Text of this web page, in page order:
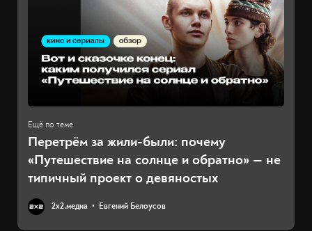
Перетрём за жили-были: почему
«Путешествие на солнце и обратно» — не
типичный проект о девяностых
2х2.медиа Евгений Белоусов